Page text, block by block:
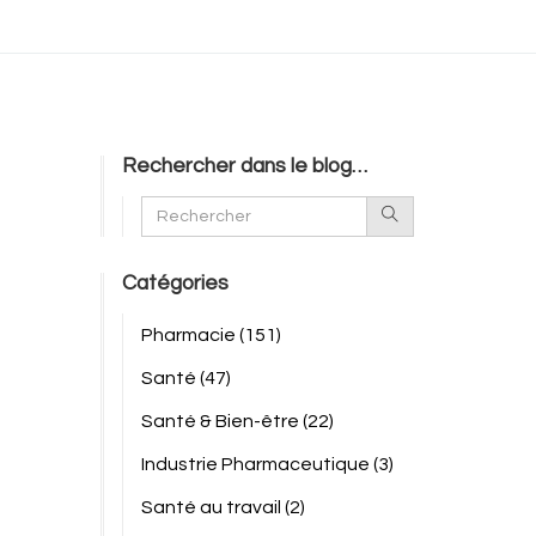
Rechercher dans le blog…
Catégories
Pharmacie (151)
Santé (47)
Santé & Bien-être (22)
Industrie Pharmaceutique (3)
Santé au travail (2)